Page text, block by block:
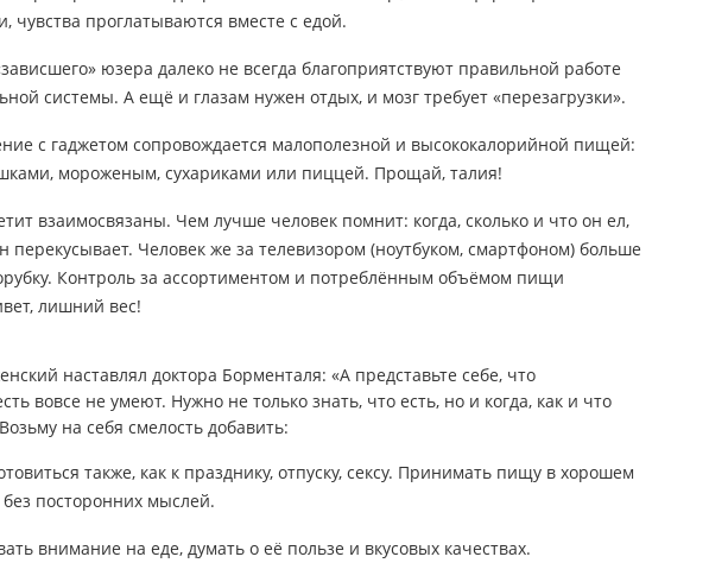
чувства проглатываются вместе с едой.
юзера далеко не всегда благоприятствуют правильной работе
системы. А ещё и глазам нужен отдых, и мозг требует «перезагрузки».
с гаджетом сопровождается малополезной и высококалорийной пищей:
мороженым, сухариками или пиццей. Прощай, талия!
взаимосвязаны. Чем лучше человек помнит: когда, сколько и что он ел,
перекусывает. Человек же за телевизором (ноутбуком, смартфоном) больше
Контроль за ассортиментом и потреблённым объёмом пищи
лишний вес!
наставлял доктора Борменталя: «А представьте себе, что
вовсе не умеют. Нужно не только знать, что есть, но и когда, как и что
на себя смелость добавить:
также, как к празднику, отпуску, сексу. Принимать пищу в хорошем
посторонних мыслей.
внимание на еде, думать о её пользе и вкусовых качествах.